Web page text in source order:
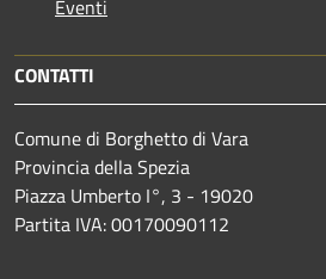
Eventi
CONTATTI
Comune di Borghetto di Vara
Provincia della Spezia
Piazza Umberto I°, 3 - 19020
Partita IVA: 00170090112